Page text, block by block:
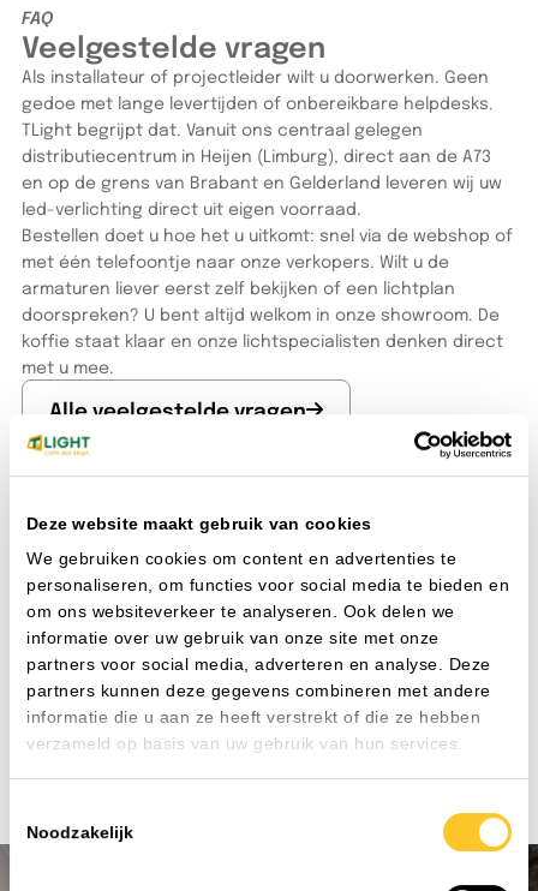
Deze website maakt gebruik van cookies
We gebruiken cookies om content en advertenties te
personaliseren, om functies voor social media te bieden en
om ons websiteverkeer te analyseren. Ook delen we
informatie over uw gebruik van onze site met onze
partners voor social media, adverteren en analyse. Deze
partners kunnen deze gegevens combineren met andere
informatie die u aan ze heeft verstrekt of die ze hebben
verzameld op basis van uw gebruik van hun services.
Noodzakelijk
FAQ
Veelgestelde vragen
Als installateur of projectleider wilt u doorwerken. Geen
gedoe met lange levertijden of onbereikbare helpdesks.
TLight begrijpt dat. Vanuit ons centraal gelegen
distributiecentrum in Heijen (Limburg), direct aan de A73
en op de grens van Brabant en Gelderland leveren wij uw
led-verlichting direct uit eigen voorraad.
Bestellen doet u hoe het u uitkomt: snel via de webshop of
met één telefoontje naar onze verkopers. Wilt u de
armaturen liever eerst zelf bekijken of een lichtplan
doorspreken? U bent altijd welkom in onze showroom. De
koffie staat klaar en onze lichtspecialisten denken direct
met u mee.
Alle veelgestelde vragen
Om zo ook aan uw klant te kunnen aantonen dat de
normen.
Wat kost het maken van een lichtplan?
Wij maken altijd vrijblijvend een lichtplan en hier worden
dus geen kosten voor gerekend.
Heb ik een account nodig om te bestellen?
Ja onze bestelomgeving is alleen toegankelijk als je een
account hebt.